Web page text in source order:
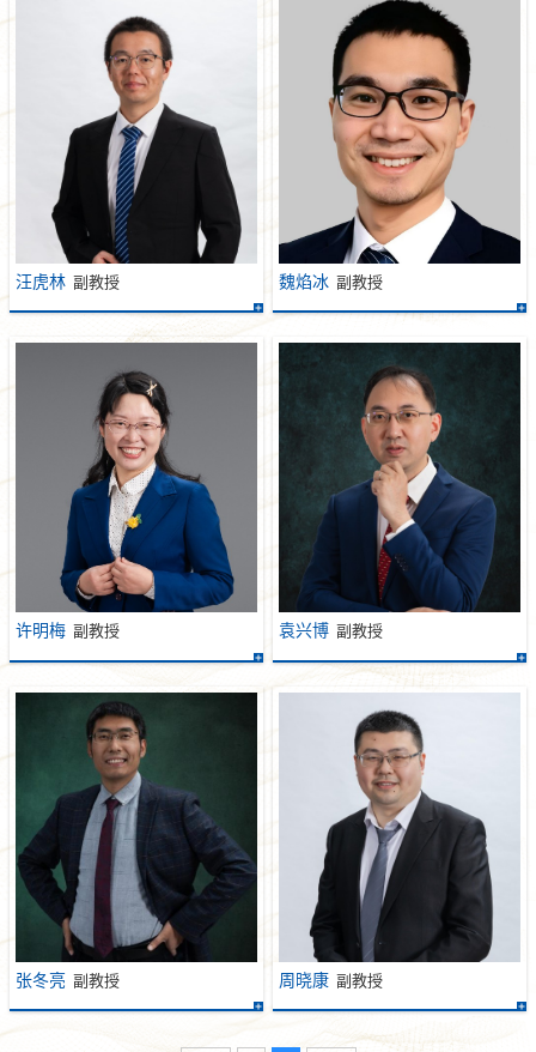
汪虎林 副教授 魏焰冰 副教授
许明梅 副教授 袁兴博 副教授
张冬亮 副教授 周晓康 副教授